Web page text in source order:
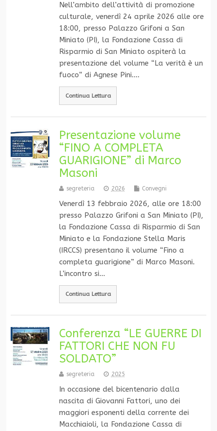
Nell’ambito dell’attività di promozione
culturale, venerdì 24 aprile 2026 alle ore
18:00, presso Palazzo Grifoni a San
Miniato (PI), la Fondazione Cassa di
Risparmio di San Miniato ospiterà la
presentazione del volume “La verità è un
fuoco“ di Agnese Pini.…
Continua Lettura
Presentazione volume
“FINO A COMPLETA
GUARIGIONE” di Marco
Masoni
segreteria 2026 Convegni
Venerdì 13 febbraio 2026, alle ore 18:00
presso Palazzo Grifoni a San Miniato (PI),
la Fondazione Cassa di Risparmio di San
Miniato e la Fondazione Stella Maris
(IRCCS) presentano il volume “Fino a
completa guarigione” di Marco Masoni.
L’incontro si…
Continua Lettura
Conferenza “LE GUERRE DI
FATTORI CHE NON FU
SOLDATO”
segreteria 2025
In occasione del bicentenario dalla
nascita di Giovanni Fattori, uno dei
maggiori esponenti della corrente dei
Macchiaioli, la Fondazione Cassa di